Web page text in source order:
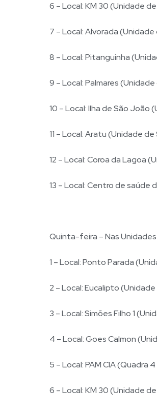
6 – Local: KM 30 (Unidade
7 – Local: Alvorada
8 – Local: Pitanguinha
9 – Local: Palmares
10 – Local: Ilha de São João
11 – Local: Aratu (Unidade de
12 – Local: Coroa da Lagoa
13 – Local: Centro de saúde
Quinta-feira – Nas
1 – Local: Ponto Parada
2 – Local: Eucalipto
3 – Local: Simões Filho 1
4 – Local: Goes Calmon
5 – Local: PAM CIA (Quadra 4
6 – Local: KM 30 (Unidade